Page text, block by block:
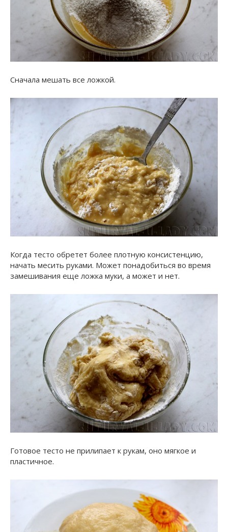
Сначала мешать все ложкой.
Когда тесто обретет более плотную консистенцию,
начать месить руками. Может понадобиться во время
замешивания еще ложка муки, а может и нет.
Готовое тесто не прилипает к рукам, оно мягкое и
пластичное.